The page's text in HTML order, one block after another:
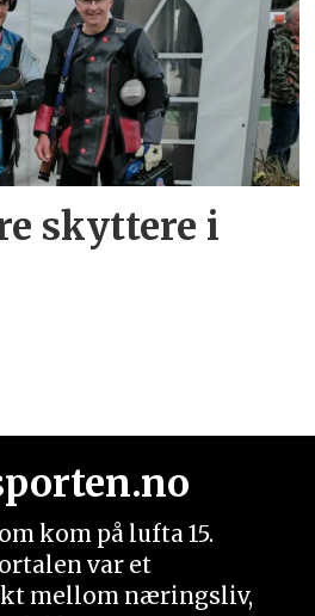
skyttere i
kom på lufta 15.
var et
mellom næringsliv,